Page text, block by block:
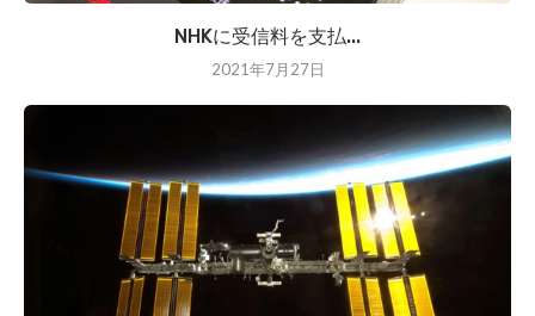
NHKに受信料を支払...
2021年7月27日